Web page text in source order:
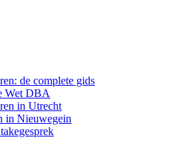
de complete gids
Wet DBA
in Utrecht
in Nieuwegein